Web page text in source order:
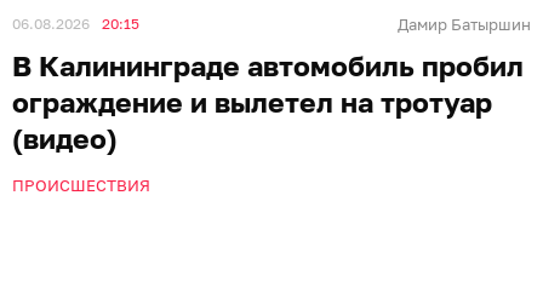
06.08.2026 20:15 Дамир Батыршин
В Калининграде автомобиль пробил
ограждение и вылетел на тротуар
(видео)
ПРОИСШЕСТВИЯ